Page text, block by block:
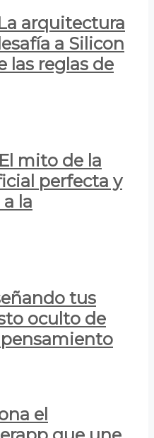
arquitectura
a Silicon
las reglas de
mito de la
perfecta y
la
tus
oculto de
el